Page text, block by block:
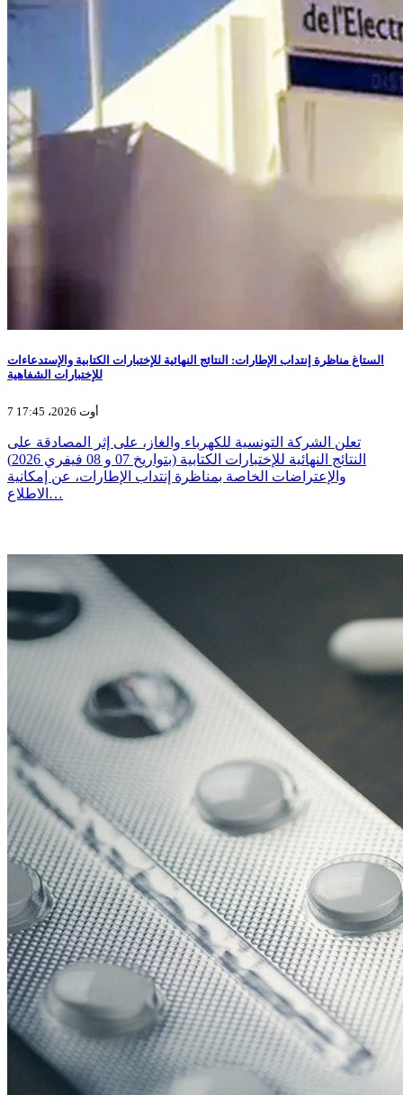
الستاغ مناظرة إنتداب الإطارات: النتائج النهائية للإختبارات الكتابية والإستدعاءات
للإختبارات الشفاهية
7 أوت 2026، 17:45
تعلن الشركة التونسية للكهرباء والغاز، على إثر المصادقة على
النتائج النهائية للإختبارات الكتابية (بتواريخ 07 و 08 فيفري 2026)
والإعتراضات الخاصة بمناظرة إنتداب الإطارات، عن إمكانية
الاطلاع…